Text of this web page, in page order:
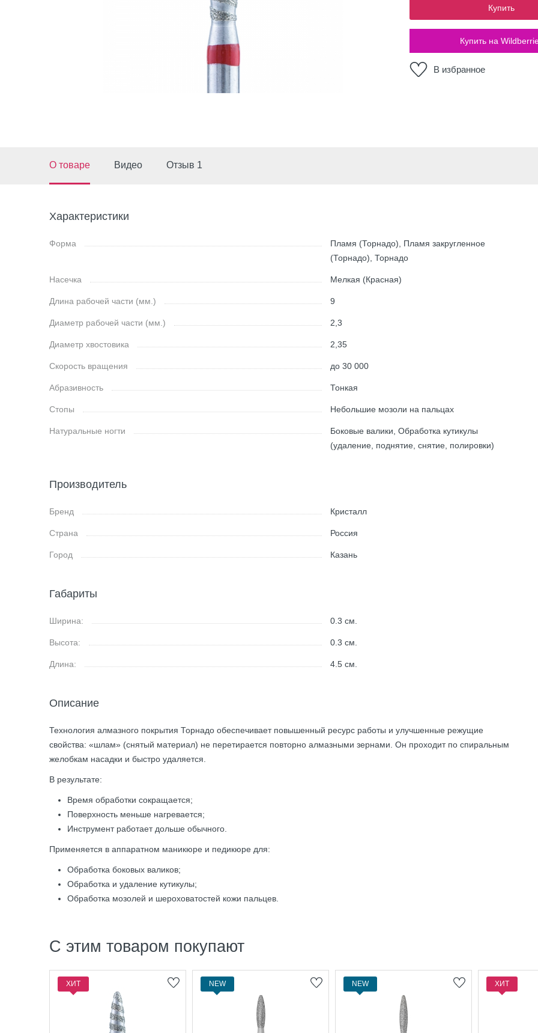
Купить
Купить на
В избранное
О товаре Видео Отзыв 1
Характеристики
Форма
Пламя (Торнадо), Пламя закругленное
(Торнадо), Торнадо
Насечка Мелкая (Красная)
Длина рабочей части (мм.) 9
Диаметр рабочей части (мм.) 2,3
Диаметр хвостовика 2,35
Скорость вращения до 30 000
Абразивность Тонкая
Стопы Небольшие мозоли на пальцах
Натуральные ногти
Боковые валики, Обработка кутикулы
(удаление, поднятие, снятие, полировки)
Производитель
Бренд Кристалл
Страна Россия
Город Казань
Габариты
Ширина: 0.3 см.
Высота: 0.3 см.
Длина: 4.5 см.
Описание
Технология алмазного покрытия Торнадо обеспечивает повышенный ресурс работы и улучшенные режущие
свойства: «шлам» (снятый материал) не перетирается повторно алмазными зернами. Он проходит по спиральным
желобкам насадки и быстро удаляется.
В результате:
Время обработки сокращается;
Поверхность меньше нагревается;
Инструмент работает дольше обычного.
Применяется в аппаратном маникюре и педикюре для:
Обработка боковых валиков;
Обработка и удаление кутикулы;
Обработка мозолей и шероховатостей кожи пальцев.
С этим товаром покупают
ХИТ NEW NEW ХИТ